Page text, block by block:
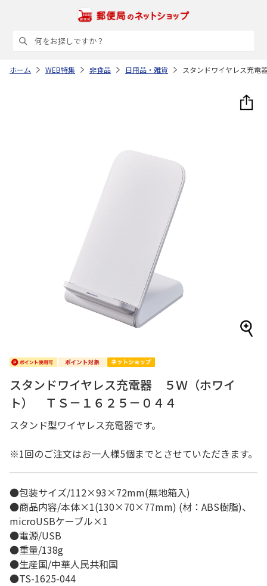
ホーム WEB特集 非食品 日用品・雑貨 スタンドワイヤレス充
スタンドワイヤレス充電器 ５Ｗ（ホワイ
ト） ＴＳ－１６２５－０４４
スタンド型ワイヤレス充電器です。
※1回のご注文はお一人様5個までとさせていただきます。
●包装サイズ/112×93×72mm(無地箱入)
●商品内容/本体×1(130×70×77mm) (材：ABS樹脂)、
microUSBケーブル×1
●電源/USB
●重量/138g
●生産国/中華人民共和国
●TS-1625-044